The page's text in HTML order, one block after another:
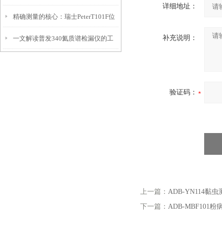
方法
精确测量的核心：瑞士PeterT101F位
移传感器在工业自动化中的应用
一文解读普发340氦质谱检漏仪的工
详细地址：
补充说明：
验证码：
上一篇： ADB-YN114黏虫
下一篇： ADB-MBF101粉